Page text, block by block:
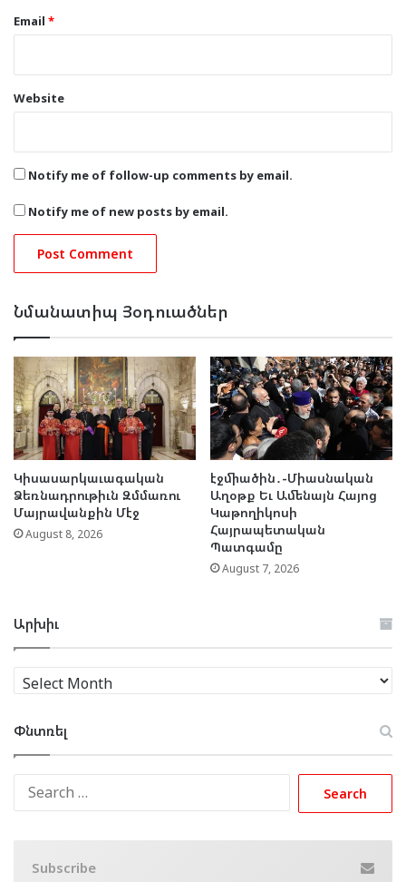
Email *
Website
Notify me of follow-up comments by email.
Notify me of new posts by email.
Նմանատիպ Յօդուածներ
Կիսասարկաւագական
Ձեռնադրութիւն Զմմառու
Մայրավանքին Մէջ
August 8, 2026
էջմիածին․-Միասնական
Աղօթք Եւ Ամենայն Հայոց
Կաթողիկոսի
Հայրապետական
Պատգամը
August 7, 2026
Արխիւ
Արխիւ
Փնտռել
Subscribe